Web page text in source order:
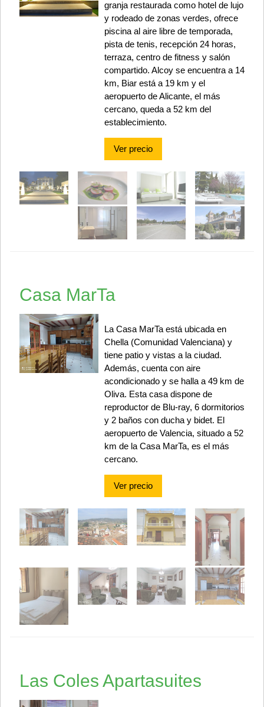
granja restaurada como hotel de lujo
y rodeado de zonas verdes, ofrece
piscina al aire libre de temporada,
pista de tenis, recepción 24 horas,
terraza, centro de fitness y salón
compartido. Alcoy se encuentra a 14
km, Biar está a 19 km y el
aeropuerto de Alicante, el más
cercano, queda a 52 km del
establecimiento.
Ver precio
Casa MarTa
La Casa MarTa está ubicada en
Chella (Comunidad Valenciana) y
tiene patio y vistas a la ciudad.
Además, cuenta con aire
acondicionado y se halla a 49 km de
Oliva. Esta casa dispone de
reproductor de Blu-ray, 6 dormitorios
y 2 baños con ducha y bidet. El
aeropuerto de Valencia, situado a 52
km de la Casa MarTa, es el más
cercano.
Ver precio
Las Coles Apartasuites